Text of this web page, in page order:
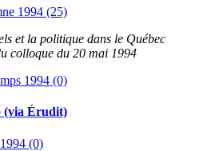
1994 (25)
et la politique dans le Québec
colloque du 20 mai 1994
1994 (0)
(via Érudit)
(0)